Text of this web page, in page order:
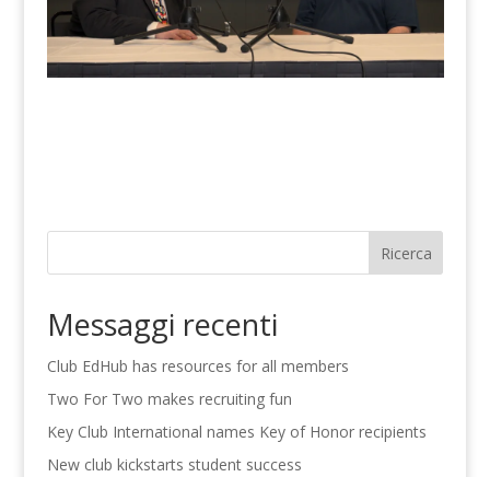
Ricerca
Messaggi recenti
Club EdHub has resources for all members
Two For Two makes recruiting fun
Key Club International names Key of Honor recipients
New club kickstarts student success